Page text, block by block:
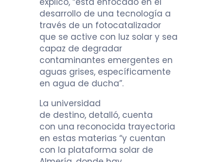
desarrollo de una tecnología a
través de un fotocatalizador
que se active con luz solar y sea
capaz de degradar
contaminantes emergentes en
aguas grises, específicamente
en agua de ducha”.
La universidad
de destino, detalló, cuenta
con una reconocida trayectoria
en estas materias “y cuentan
con la plataforma solar de